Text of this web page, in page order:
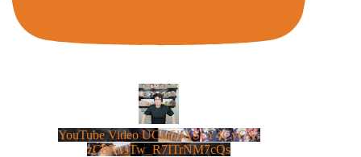
YouTube Video UCm5llXSLY4CyCX-
zC8XosTw_R7ITrNM7cQs